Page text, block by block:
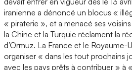
iranienne a dénoncé un blocus «
« piraterie », et a menacé ses
la Chine et la Turquie réclament la
d’Ormuz. La France et le Royaume-
organiser « dans les tout prochains
avec les pays prêts à contribuer » à